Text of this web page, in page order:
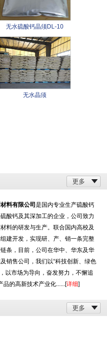
无水硫酸钙晶须DL-10
无水晶须
更多
料有限公司是国内专业生产硫酸钙
酸钙及其深加工的企业，公司致力
料的研发与生产。联合国内高校及
建开发，实现研、产、销一条完整
条，目前，公司在华中、华东及华
销售公司，我们以“科技创新、绿色
以市场为导向，奋发努力，不懈追
品的高新技术产业化......[详细]
更多